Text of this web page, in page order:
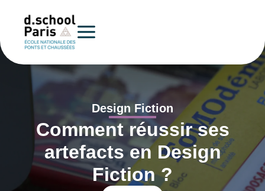
Design Fiction
Comment réussir ses
artefacts en Design
Fiction ?